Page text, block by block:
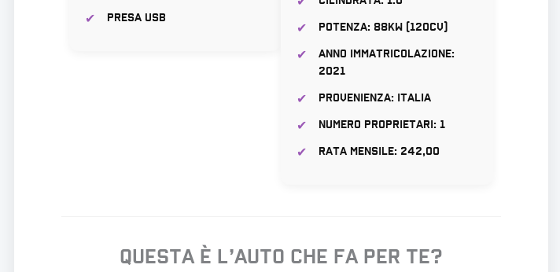
Presa USB
Potenza: 88kw (120cv)
Anno Immatricolazione:
2021
Provenienza: Italia
Numero Proprietari: 1
Rata mensile: 242,00
Questa è l’auto che fa per te?